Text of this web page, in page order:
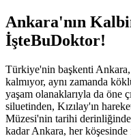
Ankara'nın
İşteBuDoktor!
Türkiye'nin başkenti
kalmıyor, aynı zamanda
yaşam olanaklarıyla da öne
siluetinden, Kızılay'ın
Müzesi'nin tarihi
kadar Ankara, her